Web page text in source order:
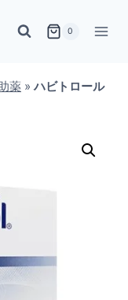
0
薬 »ハビトロール